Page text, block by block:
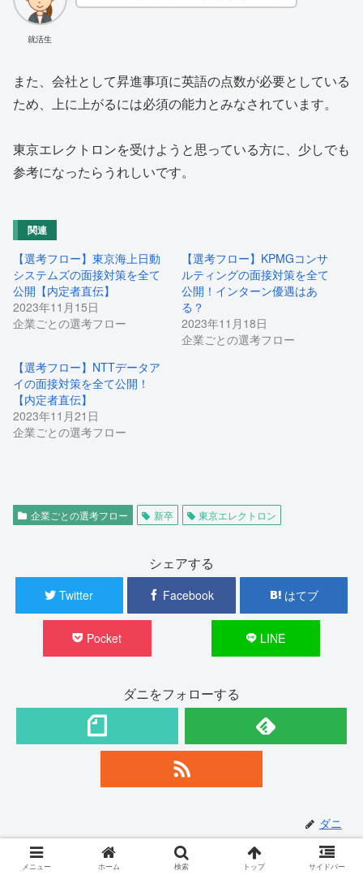
就活生
また、会社として昇進事項に英語の点数が必要としている
ため、上に上がるには必須の能力とみなされています。
東京エレクトロンを受けようと思っている方に、少しでも
参考になったらうれしいです。
関連
【選考フロー】東京海上日動
システムズの面接対策を全て
公開【内定者直伝】
2023年11月15日
企業ごとの選考フロー
【選考フロー】KPMGコンサ
ルティングの面接対策を全て
公開！インターン優遇はあ
る？
2023年11月18日
企業ごとの選考フロー
【選考フロー】NTTデータア
イの面接対策を全て公開！
【内定者直伝】
2023年11月21日
企業ごとの選考フロー
企業ごとの選考フロー 新卒 東京エレクトロン
シェアする
Twitter Facebook はてブ
Pocket LINE
ダニをフォローする
ダニ
メニュー ホーム 検索 トップ サイドバー